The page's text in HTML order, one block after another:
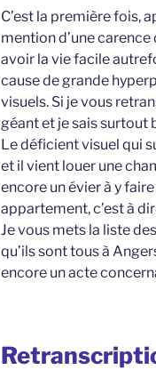
C’est la première fois,
mention d’une
avoir la vie facile
cause de grande
visuels. Si je vous
géant et je sais surtout
Le déficient visuel qui
et il vient louer une
encore un évier à y
appartement, c’est à
Je vous mets la liste
qu’ils sont tous à
encore un acte